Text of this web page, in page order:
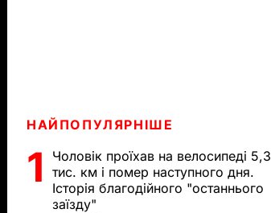
НАЙПОПУЛЯРНІШЕ
1
Чоловік проїхав на велосипеді 5,3
тис. км і помер наступного дня.
Історія благодійного "останнього
заїзду"